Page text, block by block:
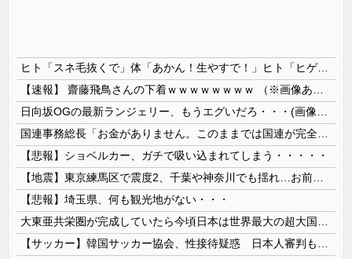
ヒト「スネ毛抜くで」体「あかん！生やすで！」ヒト「ヒゲ抜くで」体「あかん！生やすで！」ヒト「髪抜けたで」
【悲報】ショベルカー、ガチで吸い込まれてしまう・・・・・
【悲報】埼玉県、何も観光地がない・・・